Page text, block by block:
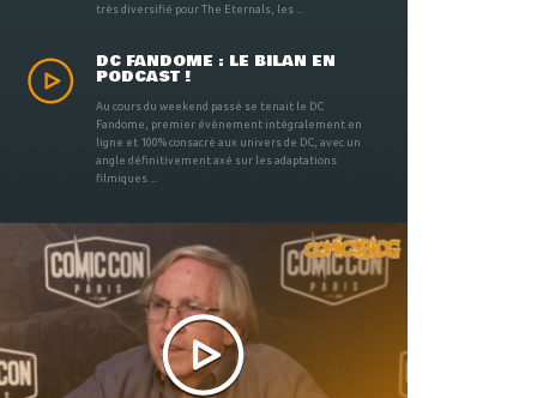
très diversifié pour The Eternals, les ...
DC FANDOME : LE BILAN EN
PODCAST !
Au cours du weekend passé se tenait le DC
Fandome, premier évènement intégralement en
ligne et 100% consacré aux univers de DC, avec un
angle définitivement axé sur les adaptations
filmiques ...